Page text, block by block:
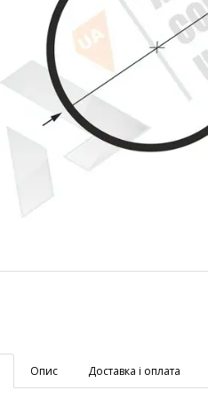
Опис Доставка і оплата